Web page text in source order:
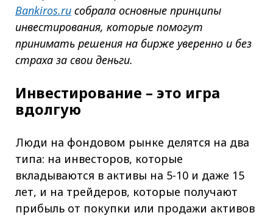
Bankiros.ruсобрала основные принципы
инвестирования, которые помогут
принимать решения на бирже уверенно и без
страха за свои деньги.
Инвестирование – это игра
вдолгую
Люди на фондовом рынке делятся на два
типа: на инвесторов, которые
вкладываются в активы на 5-10 и даже 15
лет, и на трейдеров, которые получают
прибыль от покупки или продажи активов